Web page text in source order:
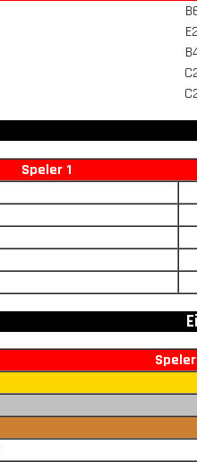
Speler 1
Speler